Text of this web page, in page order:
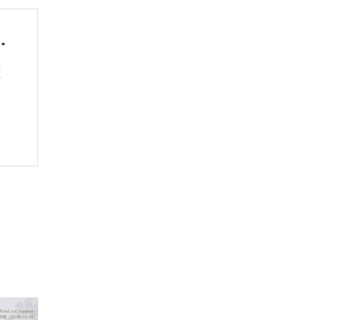
リートメントサロン